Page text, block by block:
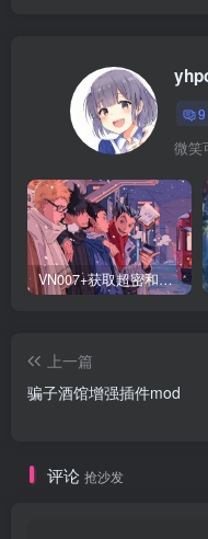
9
微笑
VN007+获取超密和修改IMEI
上一篇
骗子酒馆增强插件mod
评论 抢沙发